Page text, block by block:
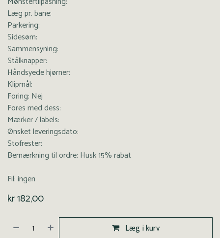
Læg pr. bane:
Parkering:
Sidesøm:
Sammensyning:
Stålknapper:
Håndsyede hjørner:
Klipmål:
Foring: Nej
Fores med dess:
Mærker / labels:
Ønsket leveringsdato:
Stofrester:
Bemærkning til ordre: Husk 15% rabat
Fil: ingen
kr182,00
Læg i kurv